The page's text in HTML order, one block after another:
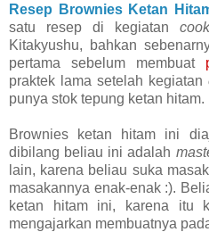
Resep Brownies Ketan
satu resep di kegiatan
Kitakyushu, bahkan
pertama sebelum membuat
praktek lama setelah kegiatan
punya stok tepung ketan hitam.
Brownies ketan hitam ini
dibilang beliau ini adalah
lain, karena beliau suka
masakannya enak-enak :).
ketan hitam ini, karena itu
mengajarkan membuatnya